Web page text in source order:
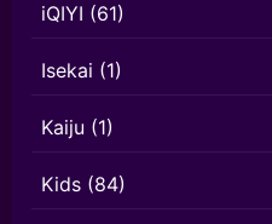
iQIYI (61)
Isekai (1)
Kaiju (1)
Kids (84)